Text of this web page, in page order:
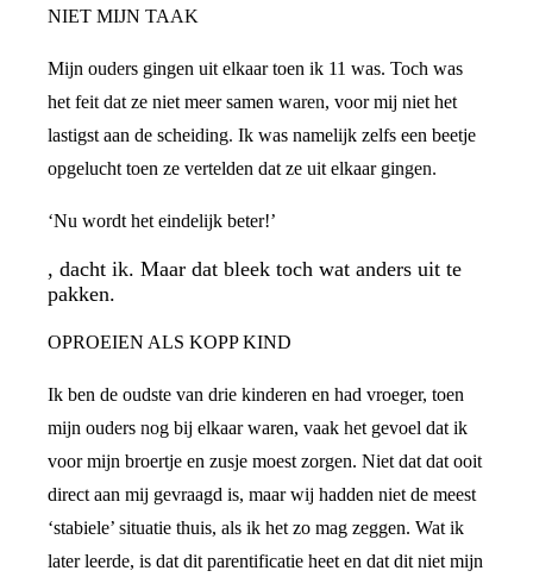
NIET MIJN TAAK
Mijn ouders gingen uit elkaar toen ik 11 was. Toch was
het feit dat ze niet meer samen waren, voor mij niet het
lastigst aan de scheiding. Ik was namelijk zelfs een beetje
opgelucht toen ze vertelden dat ze uit elkaar gingen.
‘Nu wordt het eindelijk beter!’
, dacht ik. Maar dat bleek toch wat anders uit te
pakken.
OPROEIEN ALS KOPP KIND
Ik ben de oudste van drie kinderen en had vroeger, toen
mijn ouders nog bij elkaar waren, vaak het gevoel dat ik
voor mijn broertje en zusje moest zorgen. Niet dat dat ooit
direct aan mij gevraagd is, maar wij hadden niet de meest
‘stabiele’ situatie thuis, als ik het zo mag zeggen. Wat ik
later leerde, is dat dit parentificatie heet en dat dit niet mijn